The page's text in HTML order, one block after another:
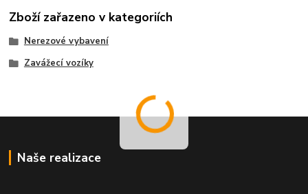
Zboží zařazeno v kategoriích
Nerezové vybavení
Zavážecí vozíky
Naše realizace